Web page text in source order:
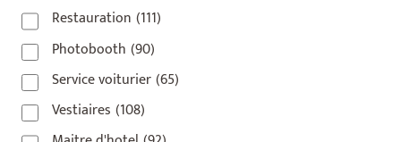
75015 (3)
75016(14)
75017(2)
75018(7)
75019(4)
Restauration (111)
Photobooth (90)
Service voiturier(65)
Vestiaires (108)